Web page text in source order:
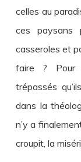
celles au
ces paysans
casseroles et
faire ? Pour
trépassés
dans la
n’y a
croupit, la